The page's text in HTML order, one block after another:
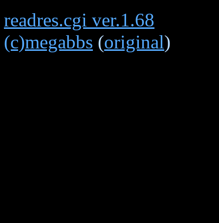
readres.cgi ver.1.68
(c)megabbs (original)